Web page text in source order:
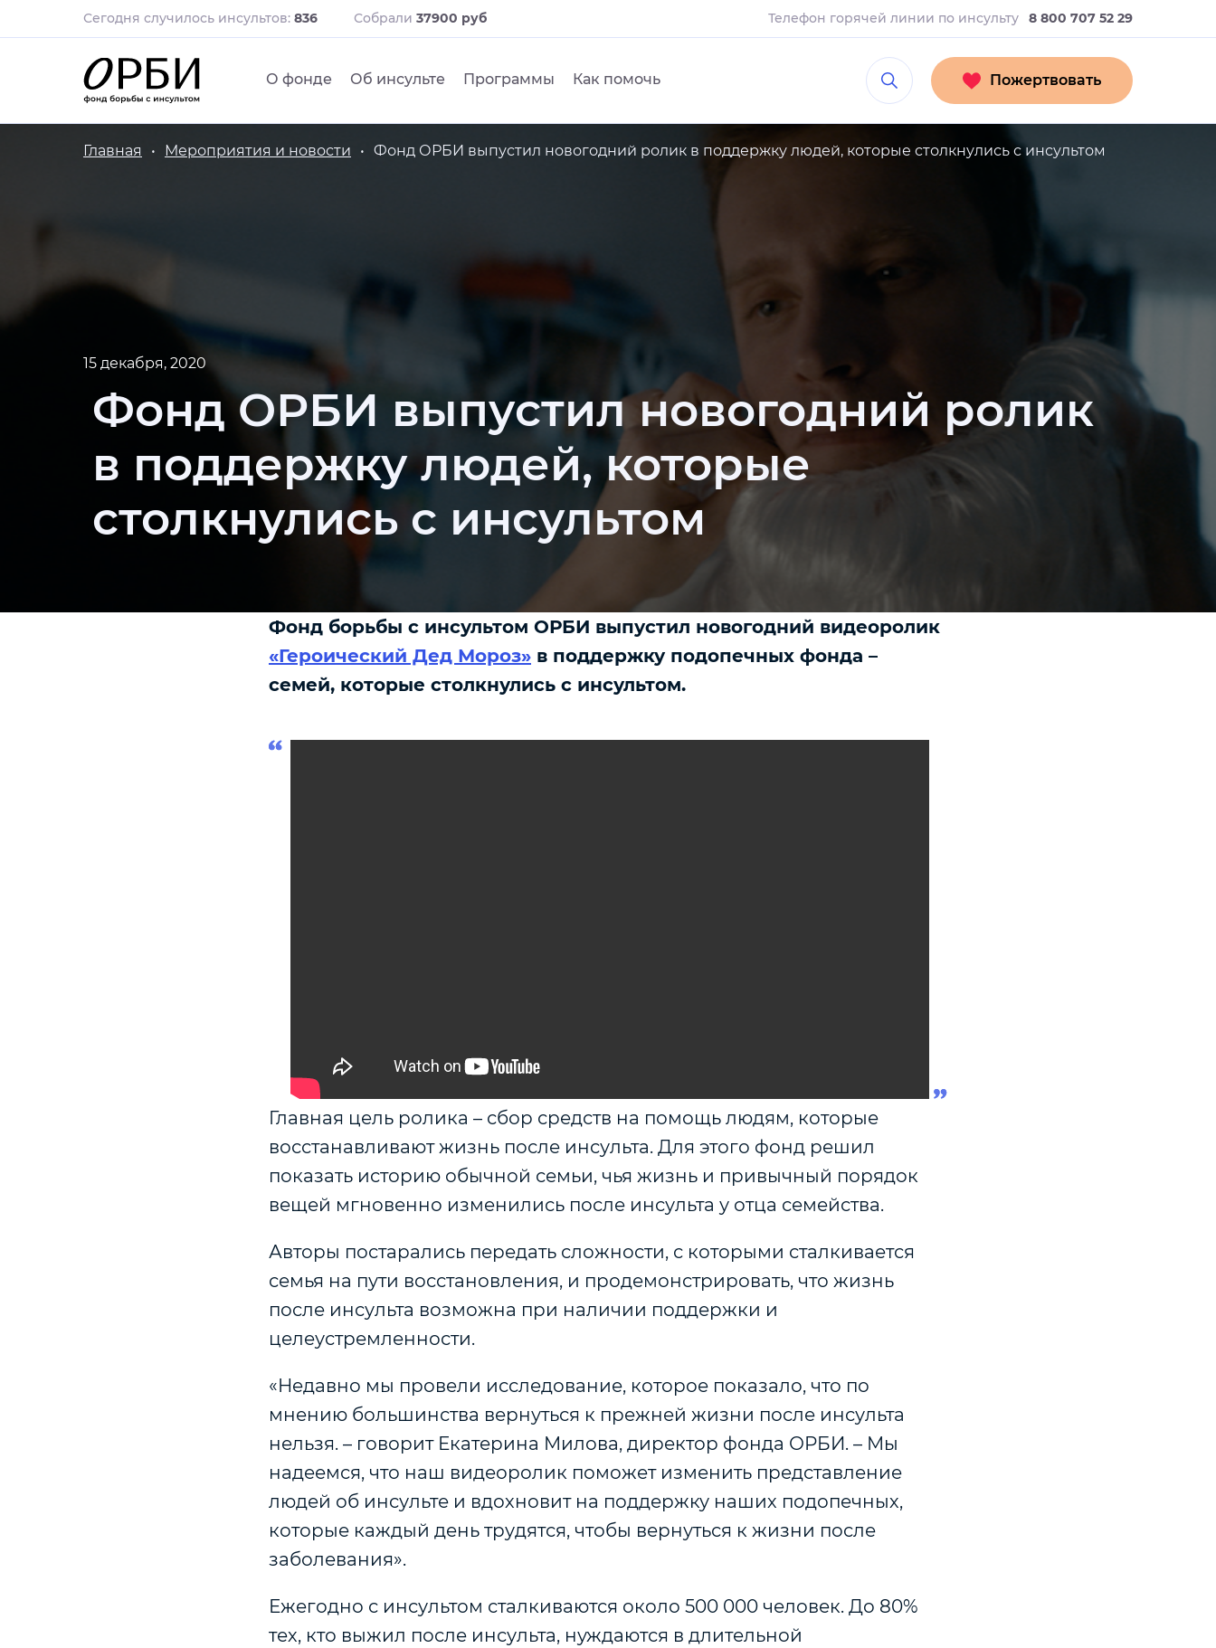
Сегодня случилось инсультов: 836 Собрали 37900 руб Телефон горячей линии по инсульту 8 800 707 52 29
О фонде Об инсульте Программы Как помочь Пожертвовать
Главная Мероприятия и новости Фонд ОРБИ выпустил новогодний ролик в поддержку людей, которые столкнулись с инсультом
15 декабря, 2020
Фонд ОРБИ выпустил новогодний ролик
в поддержку людей, которые
столкнулись с инсультом
Фонд борьбы с инсультом ОРБИ выпустил новогодний видеоролик
«Героический Дед Мороз» в поддержку подопечных фонда –
семей, которые столкнулись с инсультом.
Главная цель ролика – сбор средств на помощь людям, которые
восстанавливают жизнь после инсульта. Для этого фонд решил
показать историю обычной семьи, чья жизнь и привычный порядок
вещей мгновенно изменились после инсульта у отца семейства.
Авторы постарались передать сложности, с которыми сталкивается
семья на пути восстановления, и продемонстрировать, что жизнь
после инсульта возможна при наличии поддержки и
целеустремленности.
«Недавно мы провели исследование, которое показало, что по
мнению большинства вернуться к прежней жизни после инсульта
нельзя. – говорит Екатерина Милова, директор фонда ОРБИ. – Мы
надеемся, что наш видеоролик поможет изменить представление
людей об инсульте и вдохновит на поддержку наших подопечных,
которые каждый день трудятся, чтобы вернуться к жизни после
заболевания».
Ежегодно с инсультом сталкиваются около 500 000 человек. До 80%
тех, кто выжил после инсульта, нуждаются в длительной